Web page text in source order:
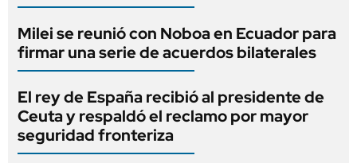
Milei se reunió con Noboa en Ecuador para
firmar una serie de acuerdos bilaterales
El rey de España recibió al presidente de
Ceuta y respaldó el reclamo por mayor
seguridad fronteriza